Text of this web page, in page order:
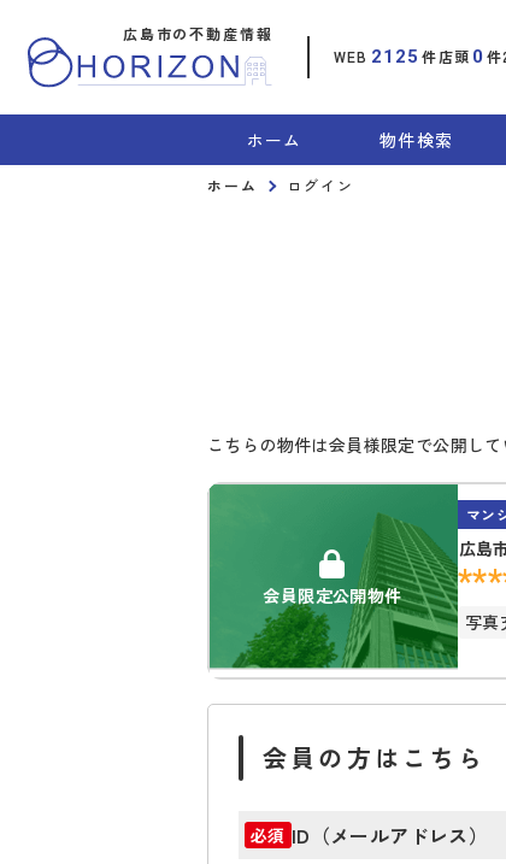
WEB 2125 件店頭 0 件
広島市の不動産情報
ホーム 物件検索
ホーム ログイン
こちらの物件は会員様限定で公開し
会員限定公開物件
マン
広島
写真
会員の方はこちら
必須 ID（メールアドレス）